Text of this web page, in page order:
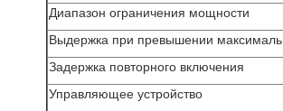
Диапазон ограничения мощности
Выдержка при превышении
Задержка повторного включения
Управляющее устройство